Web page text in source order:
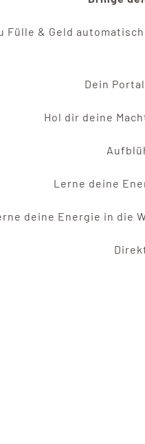
& Geld
Dein
Hol dir deine
Lerne deine
deine Energie in die